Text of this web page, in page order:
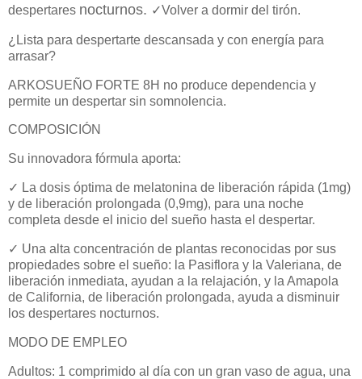
despertares nocturnos. ✓Volver a dormir del tirón.
¿Lista para despertarte descansada y con energía para
arrasar?
ARKOSUEÑO FORTE 8H no produce dependencia y
permite un despertar sin somnolencia.
COMPOSICIÓN
Su innovadora fórmula aporta:
✓ La dosis óptima de melatonina de liberación rápida (1mg)
y de liberación prolongada (0,9mg), para una noche
completa desde el inicio del sueño hasta el despertar.
✓ Una alta concentración de plantas reconocidas por sus
propiedades sobre el sueño: la Pasiflora y la Valeriana, de
liberación inmediata, ayudan a la relajación, y la Amapola
de California, de liberación prolongada, ayuda a disminuir
los despertares nocturnos.
MODO DE EMPLEO
Adultos: 1 comprimido al día con un gran vaso de agua, una